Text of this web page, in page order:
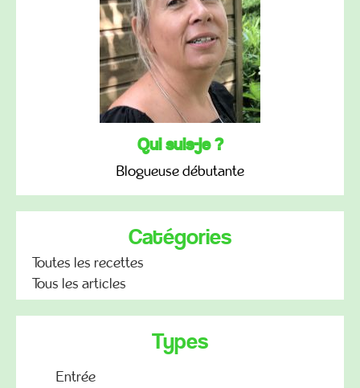
Qui suis-je ?
Blogueuse débutante
Catégories
Toutes les recettes
Tous les articles
Types
Entrée